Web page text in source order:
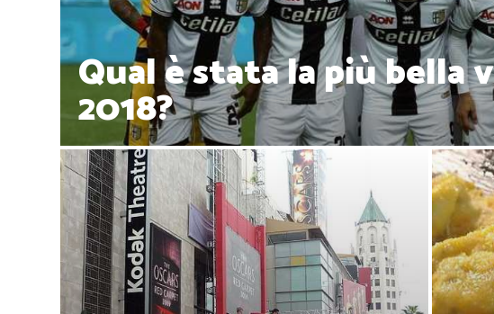
Qual è stata la più bella
2018?